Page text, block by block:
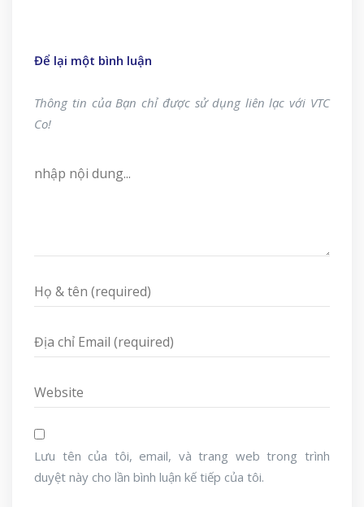
Để lại một bình luận
Thông tin của Bạn chỉ được sử dụng liên lạc với VTC
Co!
Lưu tên của tôi, email, và trang web trong trình
duyệt này cho lần bình luận kế tiếp của tôi.